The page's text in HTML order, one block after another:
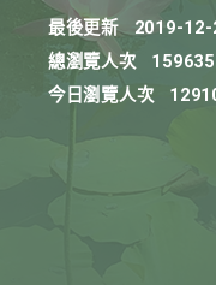
最後更新
2019-12-
總瀏覽人次
今日瀏覽人次